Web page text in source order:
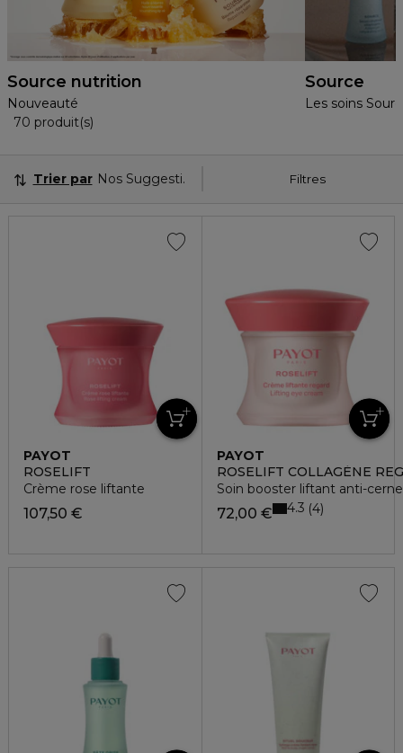
Source nutrition
Nouveauté
Source
Les soins
70 produit(s)
Filtres
Trier par Nos Suggestions
PAYOT
ROSELIFT
Crème rose liftante
107,50 €
PAYOT
ROSELIFT COLLAGÈNE
Soin booster liftant anti-
72,00 € 4.3 4